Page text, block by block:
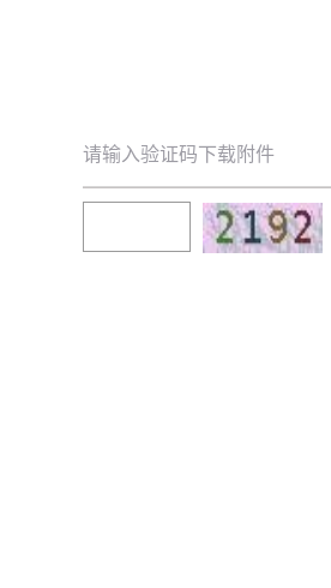
请输入验证码下载附件